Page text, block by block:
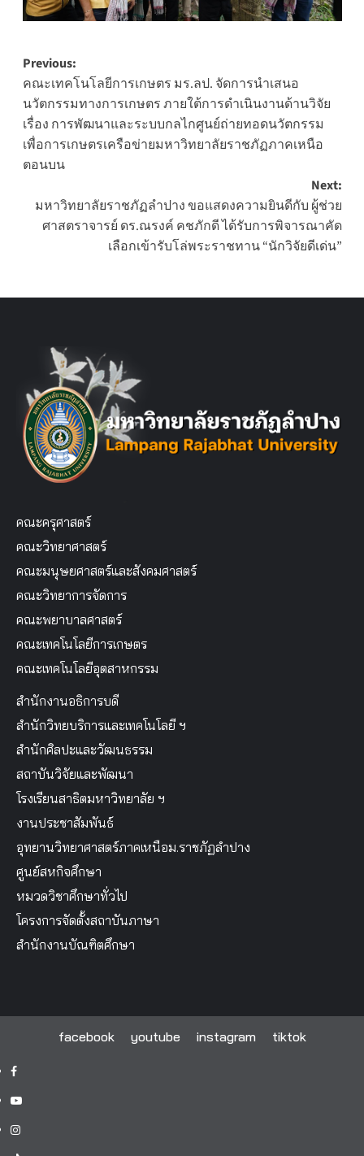
Post
navigation
Previous:
คณะเทคโนโลยีการเกษตร มร.ลป. จัดการนำเสนอ
นวัตกรรมทางการเกษตร ภายใต้การดำเนินงานด้านวิจัย
เรื่อง การพัฒนาและระบบกลไกศูนย์ถ่ายทอดนวัตกรรม
เพื่อการเกษตรเครือข่ายมหาวิทยาลัยราชภัฏภาคเหนือ
ตอนบน
Next:
มหาวิทยาลัยราชภัฏลำปาง ขอแสดงความยินดีกับ ผู้ช่วย
ศาสตราจารย์ ดร.ณรงค์ คชภักดี ได้รับการพิจารณาคัด
เลือกเข้ารับโล่พระราชทาน “นักวิจัยดีเด่น”
คณะครุศาสตร์
คณะวิทยาศาสตร์
คณะมนุษยศาสตร์และสังคมศาสตร์
คณะวิทยาการจัดการ
คณะพยาบาลศาสตร์
คณะเทคโนโลยีการเกษตร
คณะเทคโนโลยีอุตสาหกรรม
สำนักงานอธิการบดี
สำนักวิทยบริการและเทคโนโลยี ฯ
สำนักศิลปะและวัฒนธรรม
สถาบันวิจัยและพัฒนา
โรงเรียนสาธิตมหาวิทยาลัย ฯ
งานประชาสัมพันธ์
อุทยานวิทยาศาสตร์ภาคเหนือม.ราชภัฏลำปาง
ศูนย์สหกิจศึกษา
หมวดวิชาศึกษาทั่วไป
โครงการจัดตั้งสถาบันภาษา
สำนักงานบัณฑิตศึกษา
facebook youtube instagram tiktok
facebook
youtube
instagram